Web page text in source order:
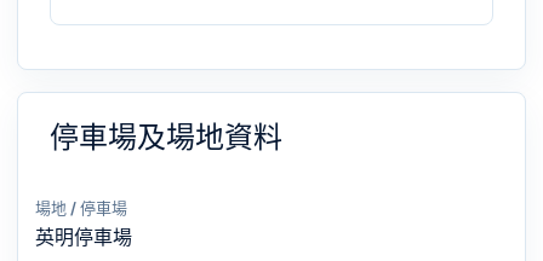
停車場及場地資料
場地 / 停車場
英明停車場